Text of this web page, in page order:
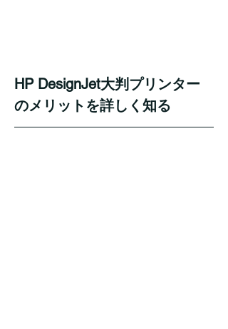
HP DesignJet大判プリンター
のメリットを詳しく知る